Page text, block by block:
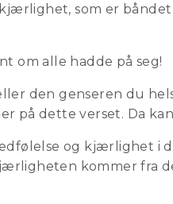
som er
om alle hadde på seg!
den genseren du
på dette verset. Da kan
og kjærlighet i
kommer fra